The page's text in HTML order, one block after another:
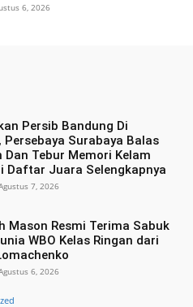
6, 2026
Persib Bandung Di
Persebaya Surabaya Balas
Dan Tebur Memori Kelam
Daftar Juara Selengkapnya
7, 2026
Mason Resmi Terima Sabuk
WBO Kelas Ringan dari
6, 2026